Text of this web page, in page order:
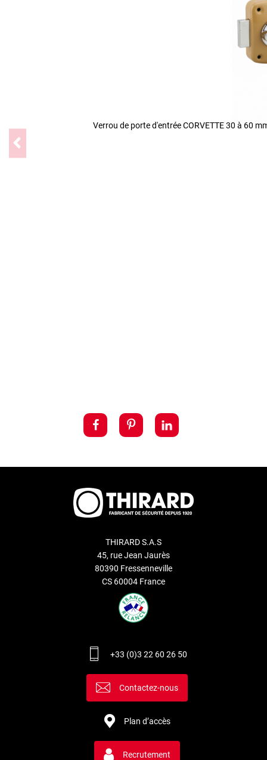
Verrou de porte d'entrée CORVETTE 30 à 60
THIRARD S.A.S
45, rue Jean Jaurès
80390 Fressenneville
CS 60004 France
+33 (0)3 22 60 26 50
Contactez-nous
Plan d’accès
Recrutement